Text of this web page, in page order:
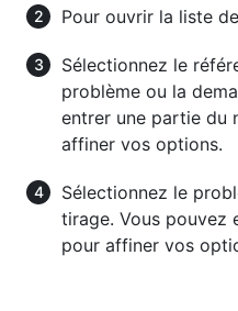
Pour ouvrir la liste
Sélectionnez le
problème ou la
entrer une partie du
affiner vos options.
Sélectionnez le
tirage. Vous pouvez
pour affiner vos